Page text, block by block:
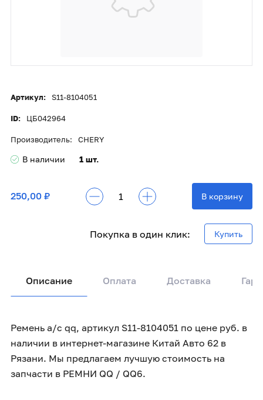
Артикул: S11-8104051
ID: ЦБ042964
Производитель: CHERY
В наличии 1 шт.
250,00 ₽ В корзину
Покупка в один клик: Купить
Описание Оплата Доставка
Ремень а/с qq, артикул S11-8104051 по цене руб. в
наличии в интернет-магазине Китай Авто 62 в
Рязани. Мы предлагаем лучшую стоимость на
запчасти в РЕМНИ QQ / QQ6.